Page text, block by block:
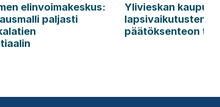
elinvoimakeskus:
paljasti
Ylivieskan
lapsivaikutusten
päätöksenteon